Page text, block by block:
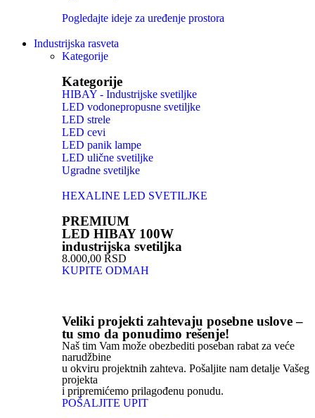
Pogledajte ideje za uređenje prostora
Industrijska rasveta
Kategorije
Kategorije
HIBAY - Industrijske svetiljke
LED vodonepropusne svetiljke
LED strele
LED cevi
LED panik lampe
LED ulične svetiljke
Ugradne svetiljke
HEXALINE LED SVETILJKE
PREMIUM
LED HIBAY 100W
industrijska svetiljka
8.000,00 RSD
KUPITE ODMAH
Veliki projekti zahtevaju posebne uslove –
tu smo da ponudimo rešenje!
Naš tim Vam može obezbediti poseban rabat za veće
narudžbine
u okviru projektnih zahteva. Pošaljite nam detalje Vašeg
projekta
i pripremićemo prilagođenu ponudu.
POŠALJITE UPIT